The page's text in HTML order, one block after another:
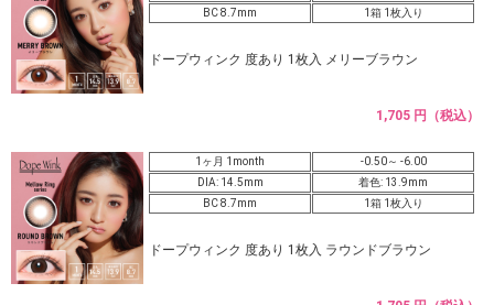
BC 8.7mm
1箱 1枚入り
ドープウィンク 度あり 1枚入 メリーブラウン
1,705 円（税込）
1ヶ月 1month
-0.50～ -6.00
DIA: 14.5mm
着色: 13.9mm
BC 8.7mm
1箱 1枚入り
ドープウィンク 度あり 1枚入 ラウンドブラウン